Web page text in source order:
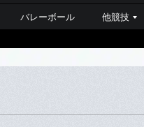
バレーボール 他競技